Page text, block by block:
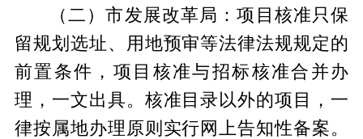
（二）市发展改革 局 ：项目核准只保
留规划选址、用地预审等法律法规规定的
前置条件，项目核准与招标核准合并办
理，一文出具。核准目录以外的项目，一
律按属地办理原则实行网上告知性备案。